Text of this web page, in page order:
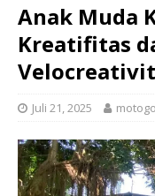
Anak Muda
Kreatifitas
Juli 21, 2025